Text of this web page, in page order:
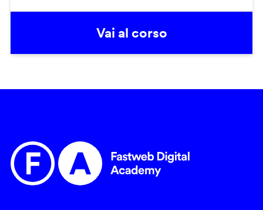
Vai al corso